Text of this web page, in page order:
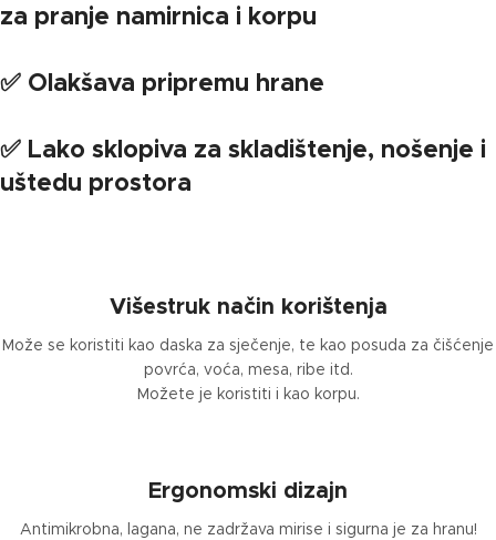
za pranje namirnica i korpu
✅ Olakšava pripremu hrane
✅ Lako sklopiva za skladištenje, nošenje i
uštedu prostora
Višestruk način korištenja
Može se koristiti kao daska za sječenje, te kao posuda za čišćenje
povrća, voća, mesa, ribe itd.
Možete je koristiti i kao korpu.
Ergonomski dizajn
Antimikrobna, lagana, ne zadržava mirise i sigurna je za hranu!